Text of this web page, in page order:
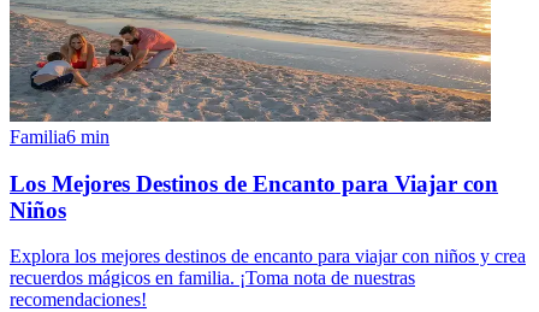
Familia6 min
Los Mejores Destinos de Encanto para Viajar con
Niños
Explora los mejores destinos de encanto para viajar con niños y crea
recuerdos mágicos en familia. ¡Toma nota de nuestras
recomendaciones!